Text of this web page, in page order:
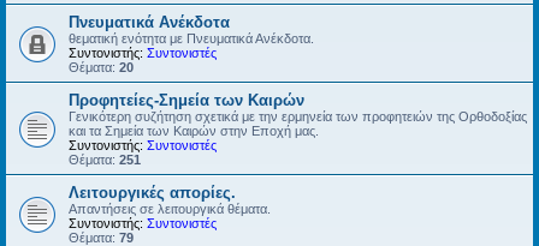
Πνευματικά Ανέκδοτα
θεματική ενότητα με Πνευματικά Ανέκδοτα.
Συντονιστής: Συντονιστές
Θέματα: 20
Προφητείες-Σημεία των Καιρών
Γενικότερη συζήτηση σχετικά με την ερμηνεία των προφητειών της Ορθοδοξίας
και τα Σημεία των Καιρών στην Εποχή μας.
Συντονιστής: Συντονιστές
Θέματα: 251
Λειτουργικές απορίες.
Απαντήσεις σε λειτουργικά θέματα.
Συντονιστής: Συντονιστές
Θέματα: 79